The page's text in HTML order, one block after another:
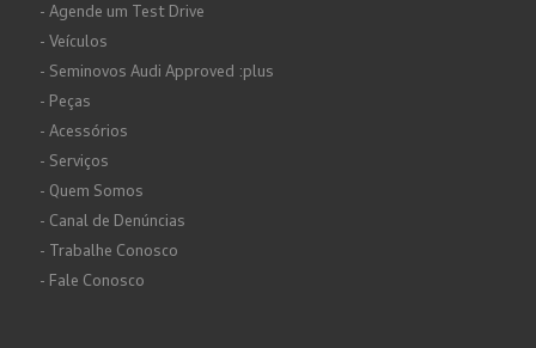
- Agende um Test Drive
- Veículos
- Seminovos Audi Approved :plus
- Peças
- Acessórios
- Serviços
- Quem Somos
- Canal de Denúncias
- Trabalhe Conosco
- Fale Conosco